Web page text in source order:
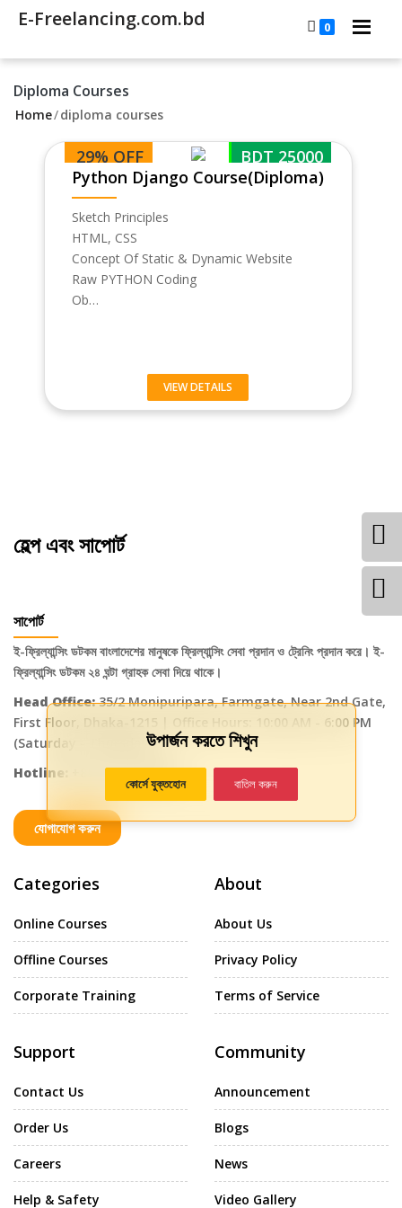
E-Freelancing.com.bd 0
Diploma Courses
Home/diploma courses
BDT 25000
29% OFF
Python Django Course(Diploma)
Sketch Principles
HTML, CSS
Concept Of Static & Dynamic Website
Raw PYTHON Coding
Ob…
VIEW DETAILS
হেল্প এবং সাপোর্ট
সাপোর্ট
ই-ফ্রিল্যান্সিং ডটকম বাংলাদেশের মানুষকে ফ্রিল্যান্সিং সেবা প্রদান ও ট্রেনিং প্রদান করে। ই-
ফ্রিল্যান্সিং ডটকম ২৪ ঘন্টা গ্রাহক সেবা দিয়ে থাকে।
Head Office:35/2 Monipuripara, Farmgate, Near 2nd Gate,
First Floor, Dhaka-1215 | Office Hours: 10:00 AM - 6:00 PM
(Saturday - Thursday)
Hotline:
+8801716-648499
যোগাযোগ করুন
Categories
Online Courses
Offline Courses
Corporate Training
About
About Us
Privacy Policy
Terms of Service
Support
Contact Us
Order Us
Careers
Help & Safety
Community
Announcement
Blogs
News
Video Gallery
উপার্জন করতে শিখুন
কোর্সে যুক্তহোন বাতিল করুন